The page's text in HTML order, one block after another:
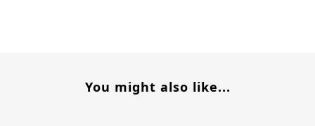
You might also like...